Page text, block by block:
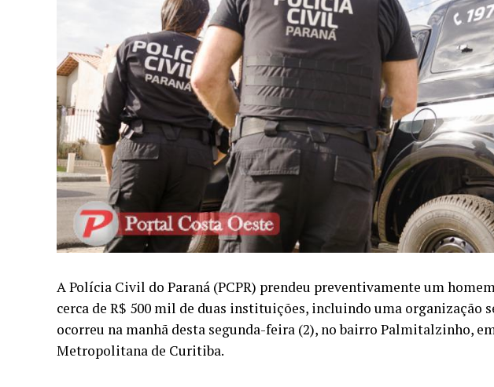
A Polícia Civil do Paraná (PCPR) prendeu preventivamente um
cerca de R$ 500 mil de duas instituições, incluindo uma organização
ocorreu na manhã desta segunda-feira (2), no bairro Palmitalzinho,
Metropolitana de Curitiba.